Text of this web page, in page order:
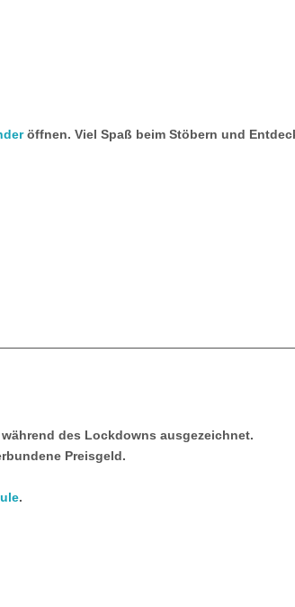
öffnen. Viel Spaß beim Stöbern und
des Lockdowns ausgezeichnet.
Preisgeld.
.